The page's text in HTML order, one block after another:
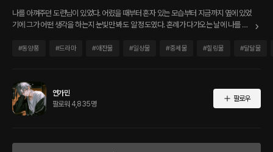
나를 아껴주던 도련님이 있었다. 어렸을 때부터 혼자 있는 모습부터 지금까지 옆에 있었
기에 그가 어떤 생각을 하는지 눈빛만 봐도 알 정도였다. 혼례가 다가오는 날에 나를 따
#동양풍 #드라마 #애잔물 #일상물 #중세물 #힐링물 #달달물
연가민
팔로워 4,835명
팔로우